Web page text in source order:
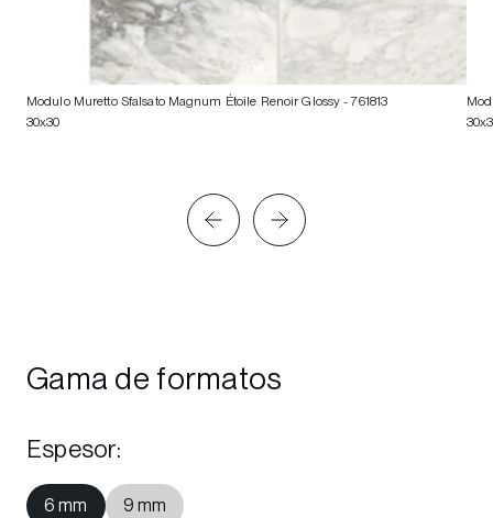
Modulo Muretto Sfalsato Magnum Étoile Renoir Glossy - 761813
30x30
Gama de formatos
Espesor:
6 mm 9 mm